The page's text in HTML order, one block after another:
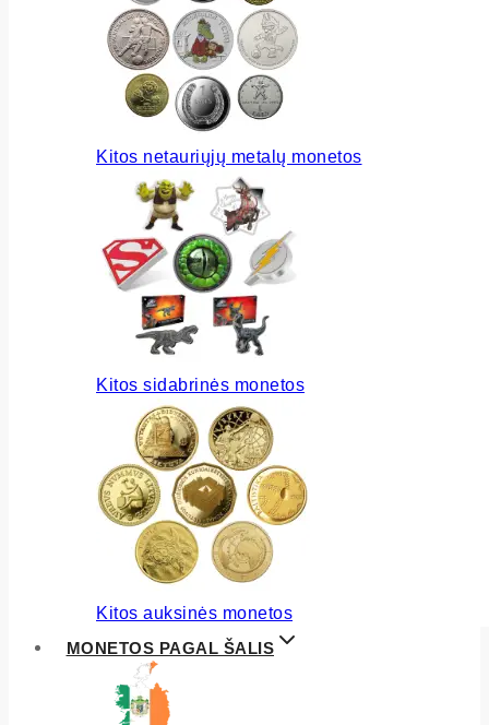
Kitos netauriųjų metalų monetos
Kitos sidabrinės monetos
Kitos auksinės monetos
MONETOS PAGAL ŠALIS